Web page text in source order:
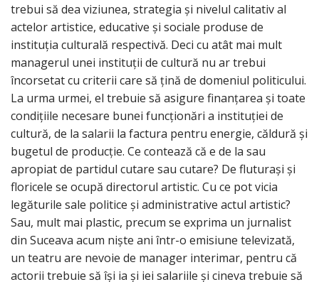
trebui să dea viziunea, strategia și nivelul calitativ al
actelor artistice, educative și sociale produse de
instituția culturală respectivă. Deci cu atât mai mult
managerul unei instituții de cultură nu ar trebui
încorsetat cu criterii care să țină de domeniul politicului.
La urma urmei, el trebuie să asigure finanțarea și toate
condițiile necesare bunei funcționări a instituției de
cultură, de la salarii la factura pentru energie, căldură și
bugetul de producție. Ce contează că e de la sau
apropiat de partidul cutare sau cutare? De fluturași și
floricele se ocupă directorul artistic. Cu ce pot vicia
legăturile sale politice și administrative actul artistic?
Sau, mult mai plastic, precum se exprima un jurnalist
din Suceava acum niște ani într-o emisiune televizată,
un teatru are nevoie de manager interimar, pentru că
actorii trebuie să își ia și iei salariile și cineva trebuie să